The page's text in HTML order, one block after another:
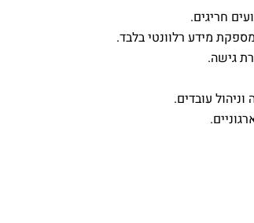
חריגים.
מידע רלוונטי בלבד.
גישה.
עובדים.